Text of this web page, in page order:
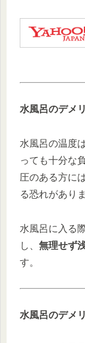
水風呂のデメ
水風呂の温度
っても十分な
圧のある方には
る恐れがありま
水風呂に入る
し、 無理せず
す。
水風呂のデメ